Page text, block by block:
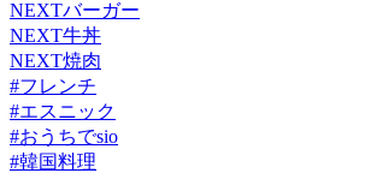
NEXTバーガー
NEXT牛丼
NEXT焼肉
#フレンチ
#エスニック
#おうちでsio
#韓国料理